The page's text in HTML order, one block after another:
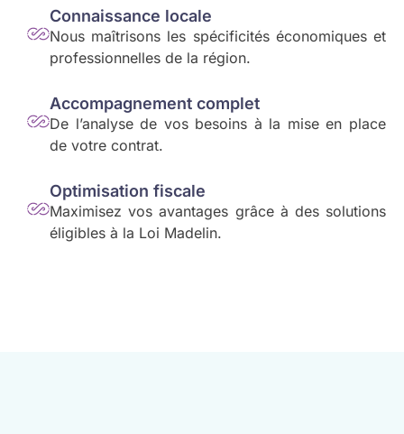
Connaissance locale
Nous maîtrisons les spécificités économiques et
professionnelles de la région.
Accompagnement complet
De l’analyse de vos besoins à la mise en place
de votre contrat.
Optimisation fiscale
Maximisez vos avantages grâce à des solutions
éligibles à la Loi Madelin.